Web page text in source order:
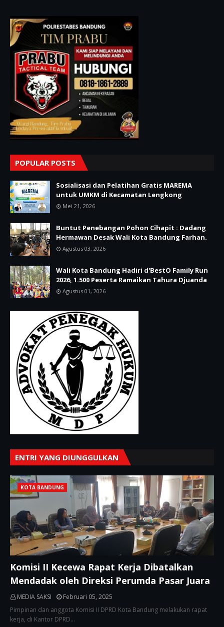
POPULAR POSTS
Sosialisasi dan Pelatihan Gratis MAREMA
untuk UMKM di Kecamatan Lengkong
Mei 21, 2026
Buntut Penebangan Pohon Cihapit : Dadang
Hermawan Desak Wali Kota Bandung Farhan.
Agustus 03, 2026
Wali Kota Bandung Hadiri d'BestO Family Run
2026, 1.500 Peserta Ramaikan Tahura Djuanda
Agustus 01, 2026
ENTRI YANG DIUNGGULKAN
KOTA BANDUNG
Komisi II Kecewa Rapat Kerja Dibatalkan
Mendadak oleh Direksi Perumda Pasar Juara
MEDIA SAKSI
Februari 05, 2025
Pimpinan dan anggota Komisi II DPRD Kota Bandung melakukan rapat
kerja, di Kantor DPRD…